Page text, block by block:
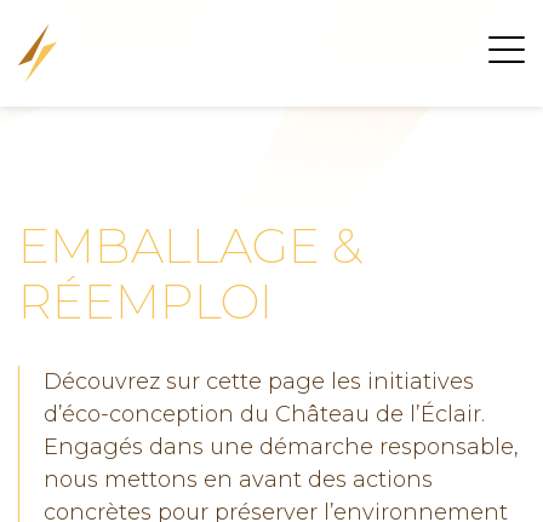
EMBALLAGE &
RÉEMPLOI
Découvrez sur cette page les initiatives
d’éco-conception du Château de l’Éclair.
Engagés dans une démarche responsable,
nous mettons en avant des actions
concrètes pour préserver l’environnement